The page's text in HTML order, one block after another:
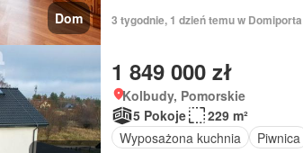
Dom 3 tygodnie, 1 dzień temu w Domiporta
1 849 000 zł
Kolbudy, Pomorskie
5 Pokoje
229 m²
Wyposażona kuchnia
Piwnica